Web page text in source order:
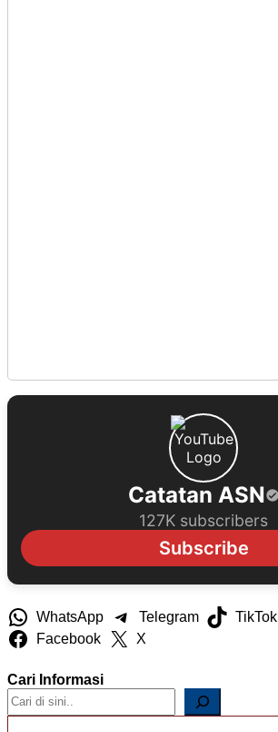
Catatan ASN
127K subscribers
Subscribe
WhatsApp Telegram TikTok
Facebook
X
Cari Informasi
Ketikkan email Anda...